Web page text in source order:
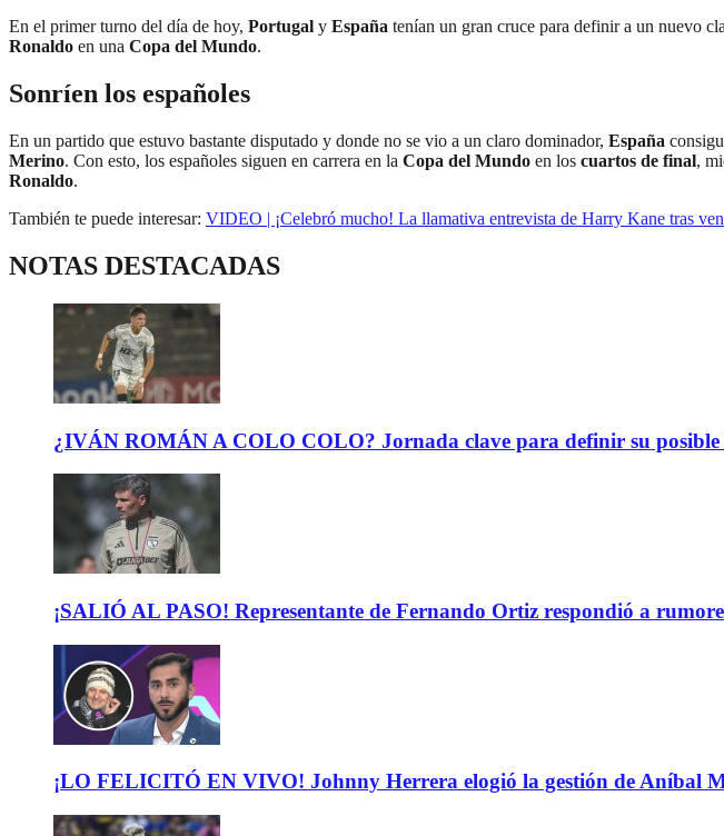
En el primer turno del día de hoy, Portugal y España tenían un gran cruce para definir a un nuevo
Ronaldo en una Copa del Mundo.
Sonríen los españoles
En un partido que estuvo bastante disputado y donde no se vio a un claro dominador, España
Merino. Con esto, los españoles siguen en carrera en la Copa del Mundo en los cuartos de final,
Ronaldo.
También te puede interesar: VIDEO | ¡Celebró mucho! La llamativa entrevista de Harry Kane tras
NOTAS DESTACADAS
¿IVÁN ROMÁN A COLO COLO? Jornada clave para definir su
¡SALIÓ AL PASO! Representante de Fernando Ortiz respondió a
¡LO FELICITÓ EN VIVO! Johnny Herrera elogió la gestión de Aníbal